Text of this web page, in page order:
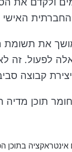
את
לפעול. זה
קבוצה
תוכן מדיה
בתוכן